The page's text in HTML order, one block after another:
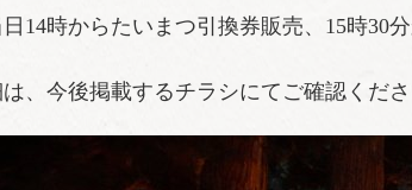
14時からたいまつ引換券販売、15時30
、今後掲載するチラシにてご確認くださ